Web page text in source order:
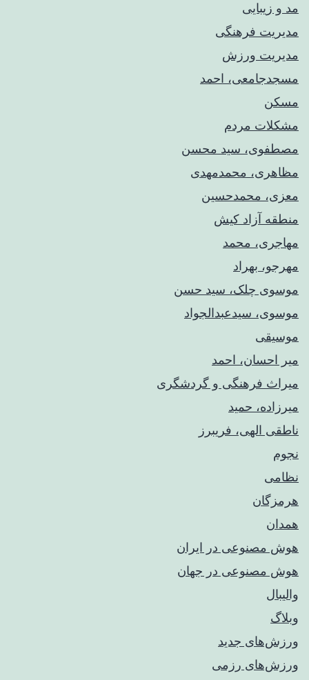
مد و زیبایی
مدیریت فرهنگی
مدیریت ورزش
مسجدجامعی، احمد
مسکن
مشکلات مردم
مصطفوی، سید محسن
مظاهری، محمدمهدی
معزی، محمدحسین
منطقه آزاد کیش
مهاجری، محمد
مهرجو، بهراد
موسوی چلک، سید حسن
موسوی، سیدعبدالجواد
موسیقی
میر احسان، احمد
میراث فرهنگی و گردشگری
میرزاده، حمید
ناطقی الهی، فریبرز
نجوم
نظامی
هرمزگان
همدان
هوش مصنوعی در ایران
هوش مصنوعی در جهان
والیبال
وبلاگ
ورزش‌های جدید
ورزش‌های رزمی